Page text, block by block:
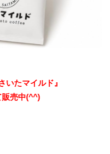
いたマイルド』
売中(^^)